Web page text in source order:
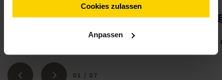
Cookies zulassen
Anpassen
01 / 07
Artificial Intelligence